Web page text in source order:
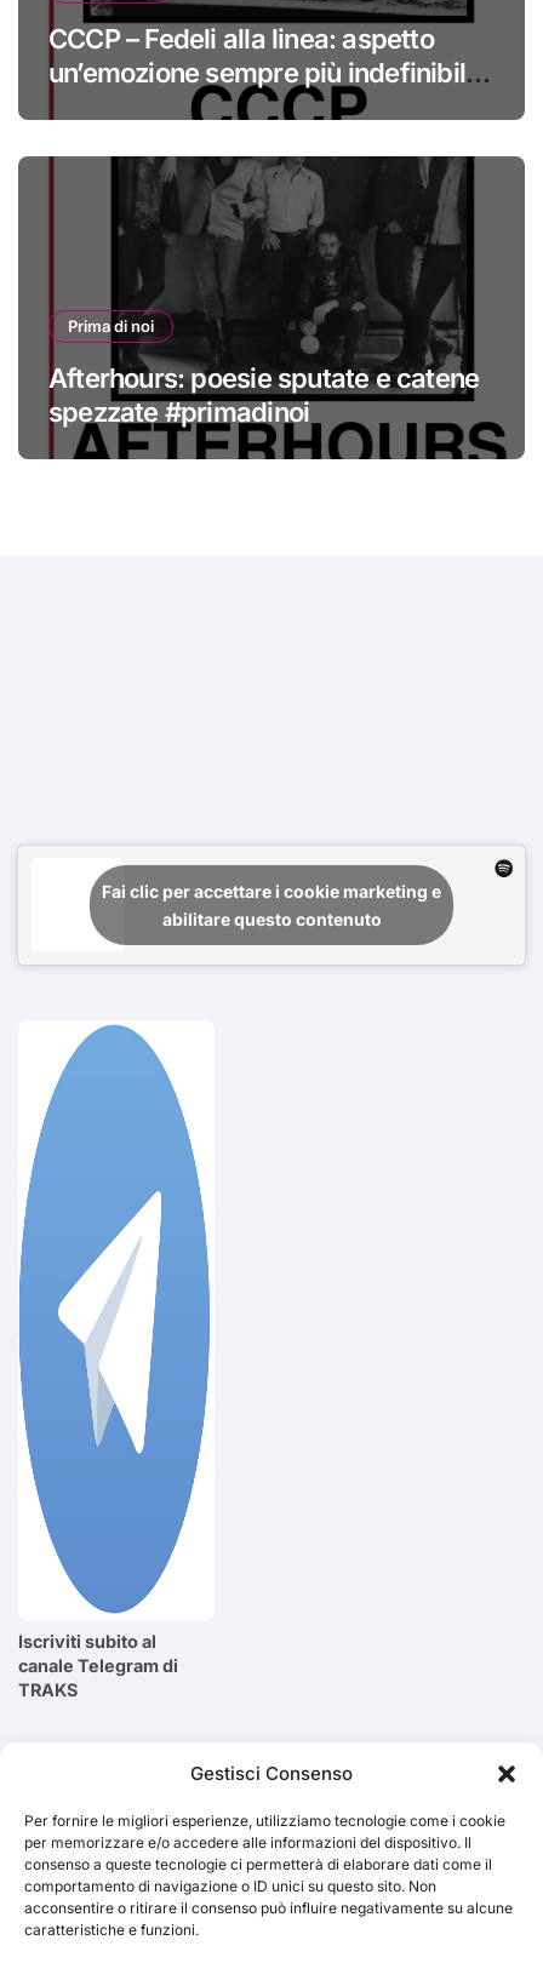
Gestisci Consenso
Per fornire le migliori esperienze, utilizziamo tecnologie come i cookie
per memorizzare e/o accedere alle informazioni del dispositivo. Il
consenso a queste tecnologie ci permetterà di elaborare dati come il
comportamento di navigazione o ID unici su questo sito. Non
acconsentire o ritirare il consenso può influire negativamente su alcune
caratteristiche e funzioni.
CCCP – Fedeli alla linea: aspetto
un’emozione sempre più indefinibile
#primadinoi
Prima di noi
Afterhours: poesie sputate e catene
spezzate #primadinoi
Fai clic per accettare i cookie marketing e
abilitare questo contenuto
Iscriviti subito al
canale Telegram di
TRAKS
Cerca